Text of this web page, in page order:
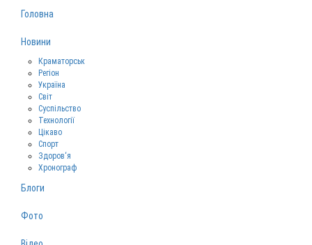
Головна
Новини
Краматорськ
Регіон
Україна
Світ
Суспільство
Технології
Цікаво
Спорт
Здоров‘я
Хронограф
Блоги
Фото